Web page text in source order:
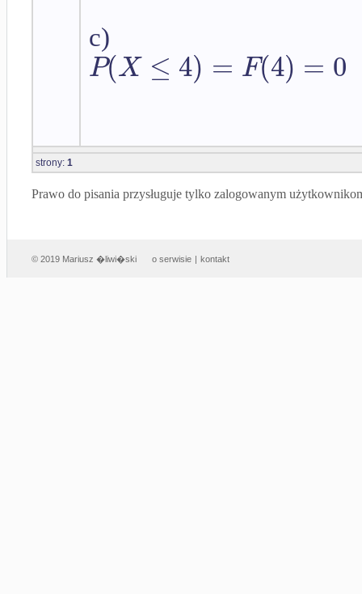
c)
P(X ≤ 4) = F(4) = 0
strony: 1
Prawo do pisania przysługuje tylko zalogowanym
© 2019 Mariusz �liwi�ski o serwisie | kontakt